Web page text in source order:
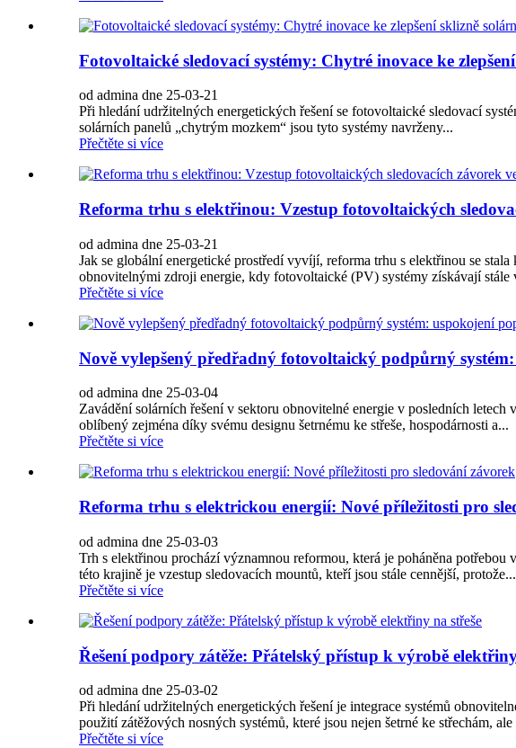
Fotovoltaické sledovací systémy: Chytré inovace ke
od admina dne 25-03-21
Při hledání udržitelných energetických řešení se fotovoltaické sledovací
solárních panelů „chytrým mozkem“ jsou tyto systémy navrženy...
Přečtěte si více
Reforma trhu s elektřinou: Vzestup fotovoltaických
od admina dne 25-03-21
Jak se globální energetické prostředí vyvíjí, reforma trhu s elektřinou se
obnovitelnými zdroji energie, kdy fotovoltaické (PV) systémy získávají
Přečtěte si více
Nově vylepšený předřadný fotovoltaický podpůrný
od admina dne 25-03-04
Zavádění solárních řešení v sektoru obnovitelné energie v posledních
oblíbený zejména díky svému designu šetrnému ke střeše, hospodárnosti a...
Přečtěte si více
Reforma trhu s elektrickou energií: Nové příležitosti pro
od admina dne 25-03-03
Trh s elektřinou prochází významnou reformou, která je poháněna
této krajině je vzestup sledovacích mountů, kteří jsou stále cennější, protože...
Přečtěte si více
Řešení podpory zátěže: Přátelský přístup k výrobě
od admina dne 25-03-02
Při hledání udržitelných energetických řešení je integrace systémů
použití zátěžových nosných systémů, které jsou nejen šetrné ke střechám,
Přečtěte si více